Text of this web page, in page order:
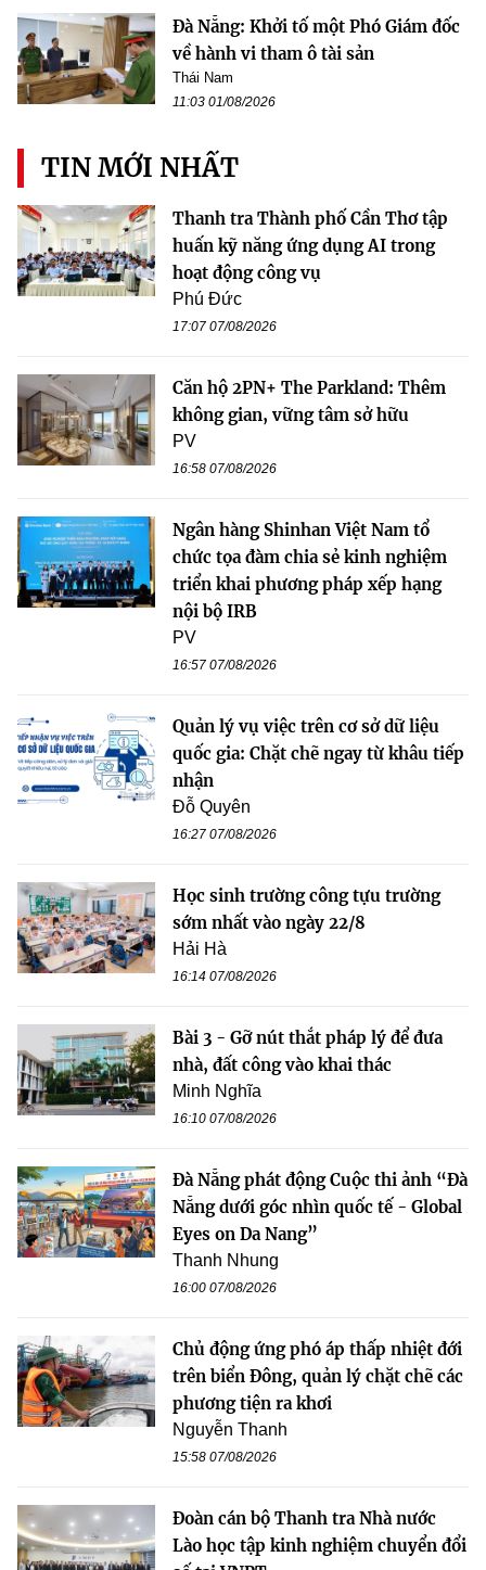
Đà Nẵng: Khởi tố một Phó Giám đốc
về hành vi tham ô tài sản
Thái Nam
11:03 01/08/2026
TIN MỚI NHẤT
Thanh tra Thành phố Cần Thơ tập
huấn kỹ năng ứng dụng AI trong
hoạt động công vụ
Phú Đức
17:07 07/08/2026
Căn hộ 2PN+ The Parkland: Thêm
không gian, vững tâm sở hữu
PV
16:58 07/08/2026
Ngân hàng Shinhan Việt Nam tổ
chức tọa đàm chia sẻ kinh nghiệm
triển khai phương pháp xếp hạng
nội bộ IRB
PV
16:57 07/08/2026
Quản lý vụ việc trên cơ sở dữ liệu
quốc gia: Chặt chẽ ngay từ khâu tiếp
nhận
Đỗ Quyên
16:27 07/08/2026
Học sinh trường công tựu trường
sớm nhất vào ngày 22/8
Hải Hà
16:14 07/08/2026
Bài 3 - Gỡ nút thắt pháp lý để đưa
nhà, đất công vào khai thác
Minh Nghĩa
16:10 07/08/2026
Đà Nẵng phát động Cuộc thi ảnh “Đà
Nẵng dưới góc nhìn quốc tế - Global
Eyes on Da Nang”
Thanh Nhung
16:00 07/08/2026
Chủ động ứng phó áp thấp nhiệt đới
trên biển Đông, quản lý chặt chẽ các
phương tiện ra khơi
Nguyễn Thanh
15:58 07/08/2026
Đoàn cán bộ Thanh tra Nhà nước
Lào học tập kinh nghiệm chuyển đổi